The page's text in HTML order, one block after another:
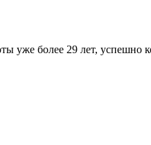
уже более 29 лет, успешно